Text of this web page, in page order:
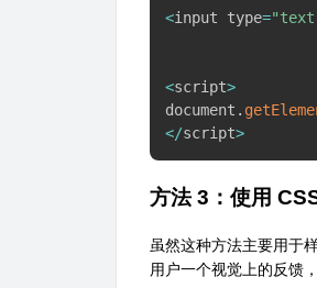
<input type=
<script>
document .
</script>
方法 3：使用
虽然这种方法主要用于
用户一个视觉上的反馈